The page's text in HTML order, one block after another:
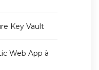
Key Vault
Web App à